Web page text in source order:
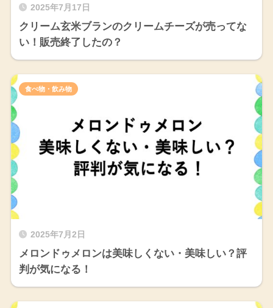
2025年7月17日
クリーム玄米ブランのクリームチーズが売ってな
い！販売終了したの？
2025年7月2日
メロンドゥメロンは美味しくない・美味しい？評
判が気になる！
食べ物・飲み物